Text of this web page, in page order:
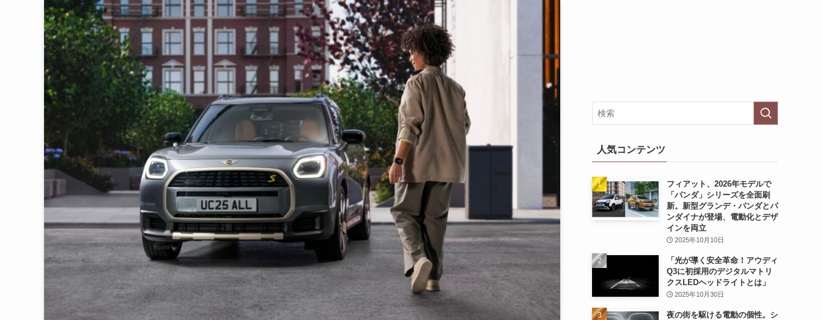
人気コンテンツ
フィアット、2026年モデルで
「パンダ」シリーズを全面刷
新。新型グランデ・パンダとパ
ンダイナが登場、電動化とデザ
インを両立
2025年10月10日
「光が導く安全革命！アウディ
Q3に初採用のデジタルマトリ
クスLEDヘッドライトとは」
2025年10月30日
夜の街を駆ける電動の個性。シ